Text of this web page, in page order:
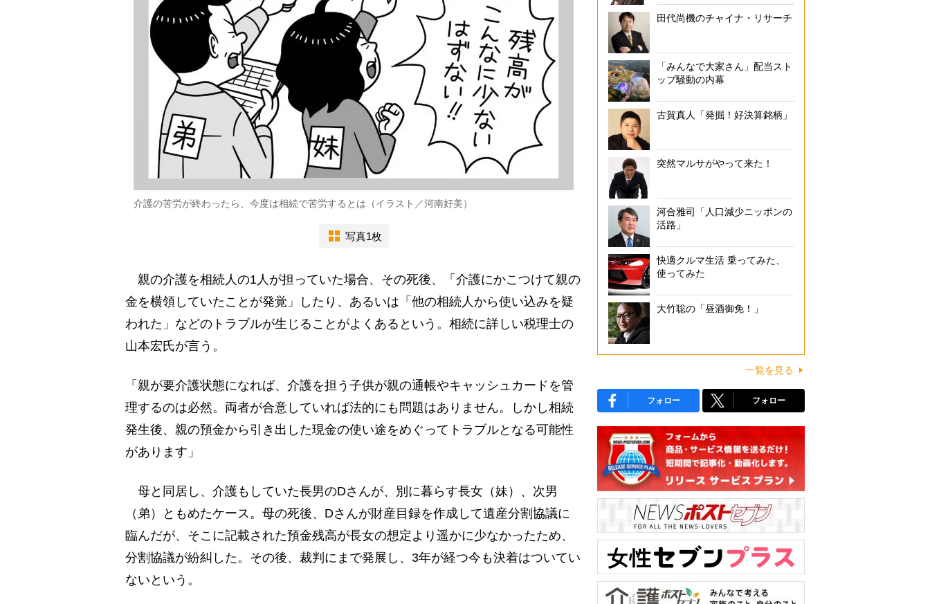
介護の苦労が終わったら、今度は相続で苦労するとは（イラスト／河南好美）
写真1枚
親の介護を相続人の1人が担っていた場合、その死後、「介護にかこつけて親の
金を横領していたことが発覚」したり、あるいは「他の相続人から使い込みを疑
われた」などのトラブルが生じることがよくあるという。相続に詳しい税理士の
山本宏氏が言う。
「親が要介護状態になれば、介護を担う子供が親の通帳やキャッシュカードを管
理するのは必然。両者が合意していれば法的にも問題はありません。しかし相続
発生後、親の預金から引き出した現金の使い途をめぐってトラブルとなる可能性
があります」
母と同居し、介護もしていた長男のDさんが、別に暮らす長女（妹）、次男
（弟）ともめたケース。母の死後、Dさんが財産目録を作成して遺産分割協議に
臨んだが、そこに記載された預金残高が長女の想定より遥かに少なかったため、
分割協議が紛糾した。その後、裁判にまで発展し、3年が経つ今も決着はついてい
ないという。
田代尚機のチャイナ・リサーチ
「みんなで大家さん」配当スト
ップ騒動の内幕
古賀真人「発掘！好決算銘柄」
突然マルサがやって来た！
河合雅司「人口減少ニッポンの
活路」
快適クルマ生活 乗ってみた、
使ってみた
大竹聡の「昼酒御免！」
一覧を見る
フォロー フォロー